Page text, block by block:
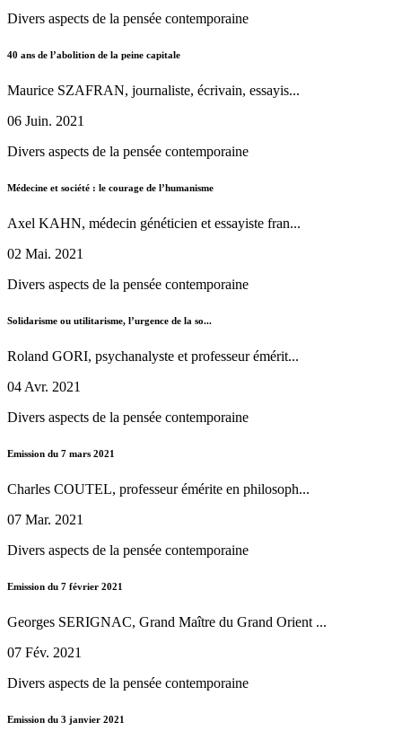
Divers aspects de la pensée contemporaine
40 ans de l’abolition de la peine capitale
Maurice SZAFRAN, journaliste, écrivain, essayis...
06 Juin. 2021
Divers aspects de la pensée contemporaine
Médecine et société : le courage de l’humanisme
Axel KAHN, médecin généticien et essayiste fran...
02 Mai. 2021
Divers aspects de la pensée contemporaine
Solidarisme ou utilitarisme, l’urgence de la so...
Roland GORI, psychanalyste et professeur émérit...
04 Avr. 2021
Divers aspects de la pensée contemporaine
Emission du 7 mars 2021
Charles COUTEL, professeur émérite en philosoph...
07 Mar. 2021
Divers aspects de la pensée contemporaine
Emission du 7 février 2021
Georges SERIGNAC, Grand Maître du Grand Orient ...
07 Fév. 2021
Divers aspects de la pensée contemporaine
Emission du 3 janvier 2021